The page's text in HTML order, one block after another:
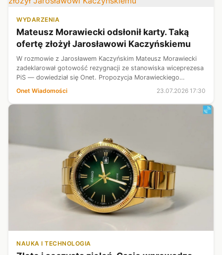
WYDARZENIA
Mateusz Morawiecki odsłonił karty. Taką
ofertę złożył Jarosławowi Kaczyńskiemu
W rozmowie z Jarosławem Kaczyńskim Mateusz Morawiecki
zadeklarował gotowość rezygnacji ze stanowiska wiceprezesa
PiS — dowiedział się Onet. Propozycja Morawieckiego
sprowadzała się do tego, że w zamian za partyjną degradację,
Kaczyński zgodzi się na ...
Onet Wiadomości 23.07.2026 17:30
NAUKA I TECHNOLOGIA